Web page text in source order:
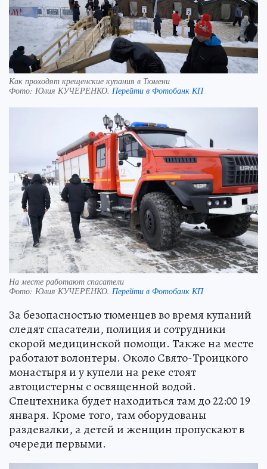
Как проходят крещенские купания в Тюмени
Фото: Юлия КУЧЕРЕНКО. Перейти в Фотобанк КП
На месте работают спасатели
Фото: Юлия КУЧЕРЕНКО. Перейти в Фотобанк КП
За безопасностью тюменцев во время купаний
следят спасатели, полиция и сотрудники
скорой медицинской помощи. Также на месте
работают волонтеры. Около Свято-Троицкого
монастыря и у купели на реке стоят
автоцистерны с освященной водой.
Спецтехника будет находиться там до 22:00 19
января. Кроме того, там оборудованы
раздевалки, а детей и женщин пропускают в
очереди первыми.